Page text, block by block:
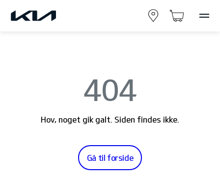
404
Hov, noget gik galt. Siden findes ikke.
Gå til forside